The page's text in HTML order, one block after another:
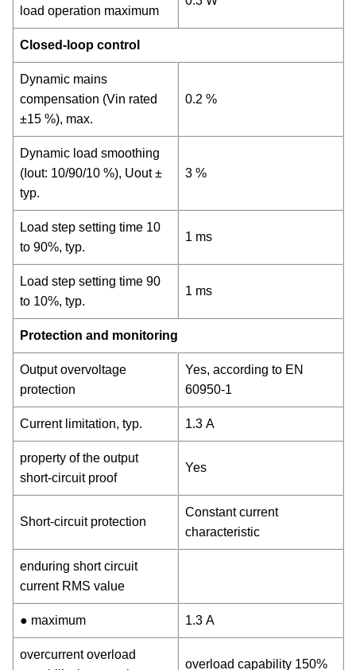
load operation maximum
Closed-loop control
Dynamic mains
compensation (Vin rated
±15 %), max.
0.2 %
Dynamic load smoothing
(Iout: 10/90/10 %), Uout ±
typ.
3 %
Load step setting time 10
to 90%, typ.
1 ms
Load step setting time 90
to 10%, typ.
1 ms
Protection and monitoring
Output overvoltage
protection
Yes, according to EN
60950-1
Current limitation, typ. 1.3 A
property of the output
short-circuit proof
Yes
Short-circuit protection
Constant current
characteristic
enduring short circuit
current RMS value
● maximum 1.3 A
overcurrent overload
overload capability 150%